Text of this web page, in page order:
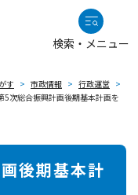
検索・メニュー
す > 市政情報 > 行政運営 >
5次総合振興計画後期基本計画を
後期基本計